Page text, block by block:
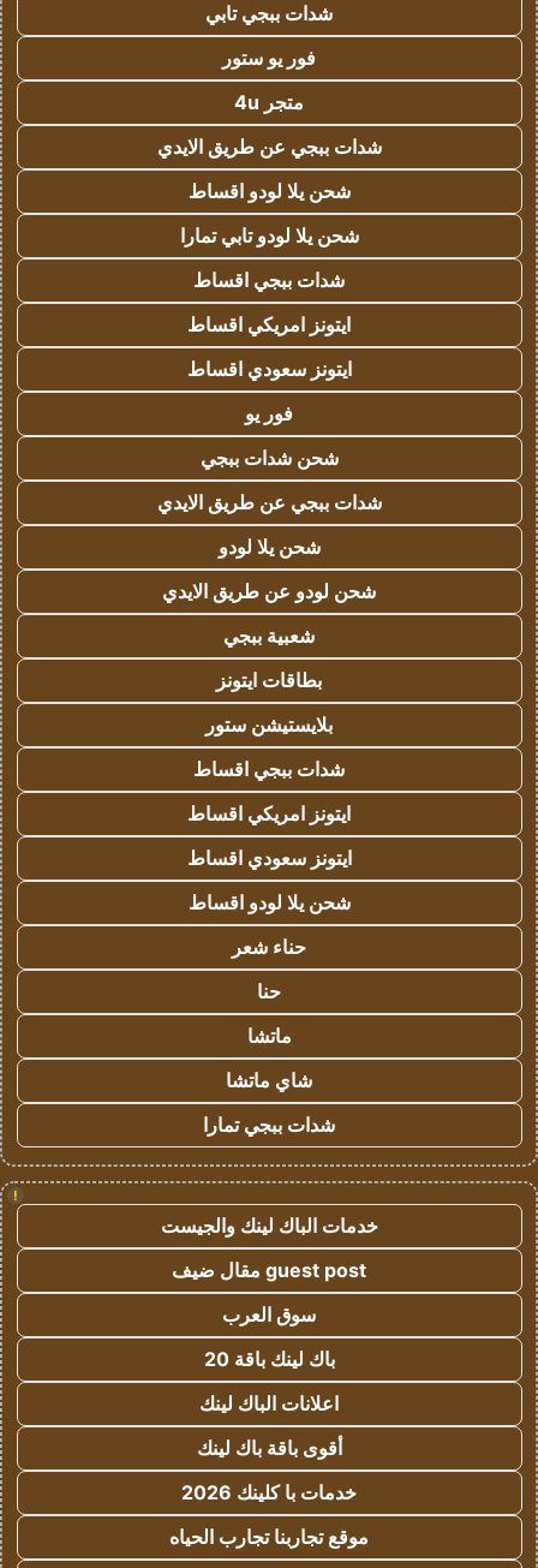
شدات ببجي تابي
فور يو ستور
متجر 4u
شدات ببجي عن طريق الايدي
شحن يلا لودو اقساط
شحن يلا لودو تابي تمارا
شدات ببجي اقساط
ايتونز امريكي اقساط
ايتونز سعودي اقساط
فور يو
شحن شدات ببجي
شدات ببجي عن طريق الايدي
شحن يلا لودو
شحن لودو عن طريق الايدي
شعبية ببجي
بطاقات ايتونز
بلايستيشن ستور
شدات ببجي اقساط
ايتونز امريكي اقساط
ايتونز سعودي اقساط
شحن يلا لودو اقساط
حناء شعر
حنا
ماتشا
شاي ماتشا
شدات ببجي تمارا
!
خدمات الباك لينك والجيست
guest post مقال ضيف
سوق العرب
باك لينك باقة 20
اعلانات الباك لينك
أقوى باقة باك لينك
خدمات با كلينك 2026
موقع تجاربنا تجارب الحياه